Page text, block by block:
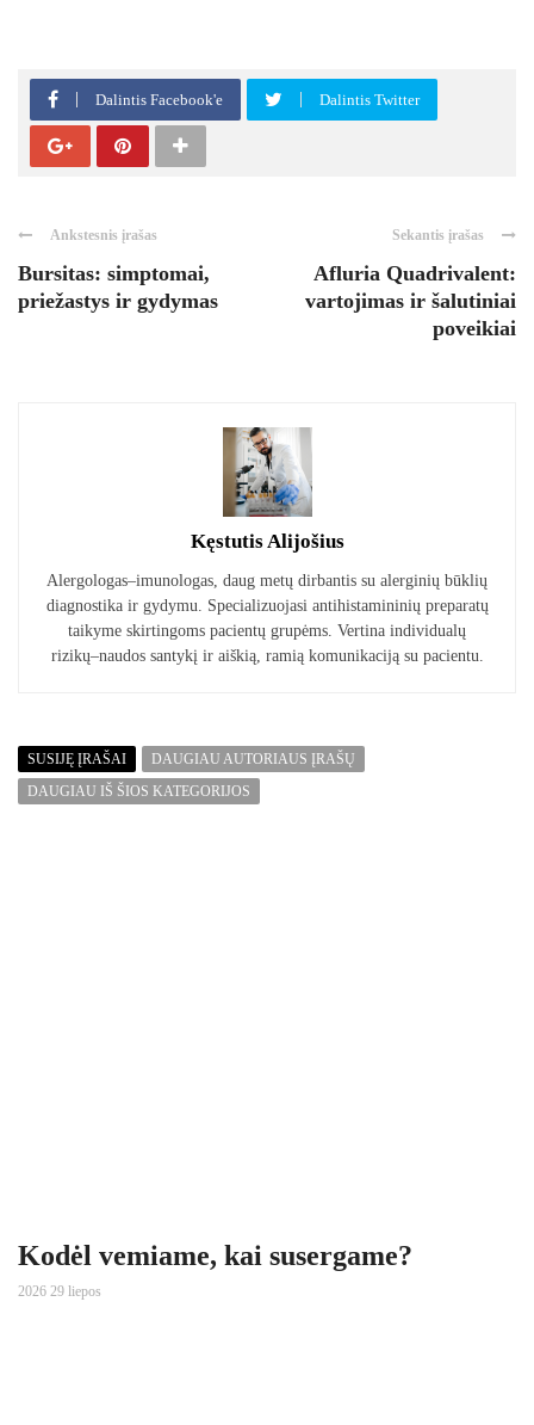
Dalintis Facebook'e Dalintis Twitter
Ankstesnis įrašas
Bursitas: simptomai,
priežastys ir gydymas
Sekantis įrašas
Afluria Quadrivalent:
vartojimas ir šalutiniai
poveikiai
Kęstutis Alijošius
Alergologas–imunologas, daug metų dirbantis su alerginių būklių
diagnostika ir gydymu. Specializuojasi antihistamininių preparatų
taikyme skirtingoms pacientų grupėms. Vertina individualų
rizikų–naudos santykį ir aiškią, ramią komunikaciją su pacientu.
SUSIJĘ ĮRAŠAI
DAUGIAU AUTORIAUS ĮRAŠŲ
DAUGIAU IŠ ŠIOS KATEGORIJOS
Kodėl vemiame, kai susergame?
2026 29 liepos